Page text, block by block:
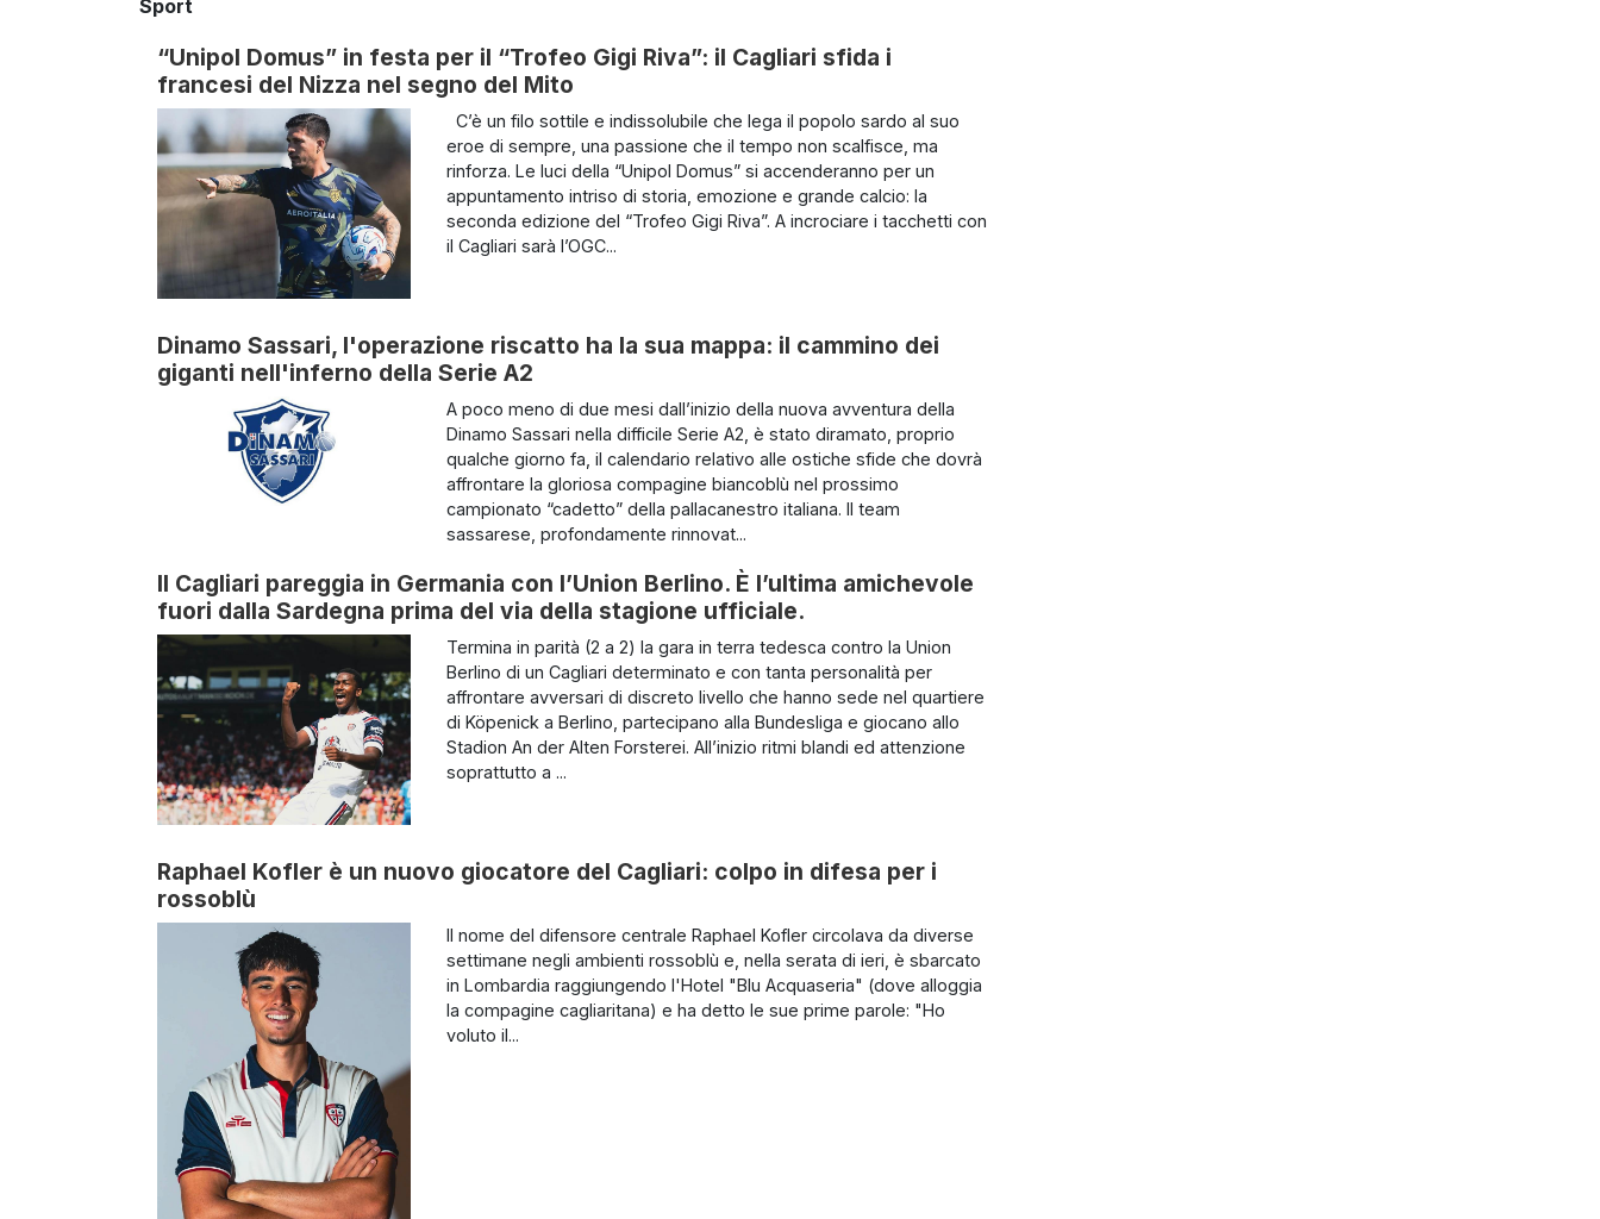
Sport
“Unipol Domus” in festa per il “Trofeo Gigi Riva”: il Cagliari sfida i
francesi del Nizza nel segno del Mito
C’è un filo sottile e indissolubile che lega il popolo sardo al suo
eroe di sempre, una passione che il tempo non scalfisce, ma
rinforza. Le luci della “Unipol Domus” si accenderanno per un
appuntamento intriso di storia, emozione e grande calcio: la
seconda edizione del “Trofeo Gigi Riva”. A incrociare i tacchetti con
il Cagliari sarà l’OGC...
Dinamo Sassari, l'operazione riscatto ha la sua mappa: il cammino dei
giganti nell'inferno della Serie A2
A poco meno di due mesi dall’inizio della nuova avventura della
Dinamo Sassari nella difficile Serie A2, è stato diramato, proprio
qualche giorno fa, il calendario relativo alle ostiche sfide che dovrà
affrontare la gloriosa compagine biancoblù nel prossimo
campionato “cadetto” della pallacanestro italiana. Il team
sassarese, profondamente rinnovat...
Il Cagliari pareggia in Germania con l’Union Berlino. È l’ultima amichevole
fuori dalla Sardegna prima del via della stagione ufficiale.
Termina in parità (2 a 2) la gara in terra tedesca contro la Union
Berlino di un Cagliari determinato e con tanta personalità per
affrontare avversari di discreto livello che hanno sede nel quartiere
di Köpenick a Berlino, partecipano alla Bundesliga e giocano allo
Stadion An der Alten Forsterei. All’inizio ritmi blandi ed attenzione
soprattutto a ...
Raphael Kofler è un nuovo giocatore del Cagliari: colpo in difesa per i
rossoblù
Il nome del difensore centrale Raphael Kofler circolava da diverse
settimane negli ambienti rossoblù e, nella serata di ieri, è sbarcato
in Lombardia raggiungendo l'Hotel "Blu Acquaseria" (dove alloggia
la compagine cagliaritana) e ha detto le sue prime parole: "Ho
voluto il...